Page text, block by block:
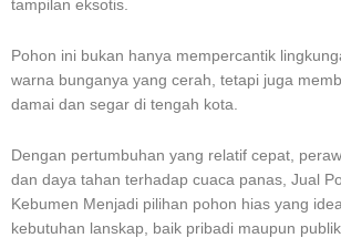
tampilan eksotis.
Pohon ini bukan hanya mempercantik
warna bunganya yang cerah, tetapi juga
damai dan segar di tengah kota.
Dengan pertumbuhan yang relatif cepat,
dan daya tahan terhadap cuaca panas, Jual
Kebumen Menjadi pilihan pohon hias yang
kebutuhan lanskap, baik pribadi maupun publik.